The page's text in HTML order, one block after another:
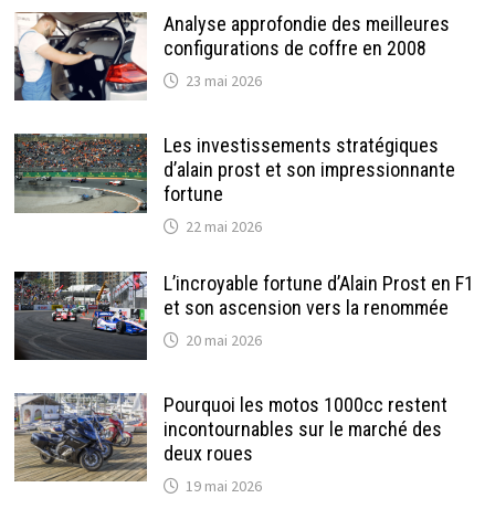
Analyse approfondie des meilleures
configurations de coffre en 2008
23 mai 2026
Les investissements stratégiques
d’alain prost et son impressionnante
fortune
22 mai 2026
L’incroyable fortune d’Alain Prost en F1
et son ascension vers la renommée
20 mai 2026
Pourquoi les motos 1000cc restent
incontournables sur le marché des
deux roues
19 mai 2026